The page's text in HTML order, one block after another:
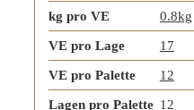
kg pro VE 0.8kg
VE pro Lage 17
VE pro Palette 12
Lagen pro Palette 12